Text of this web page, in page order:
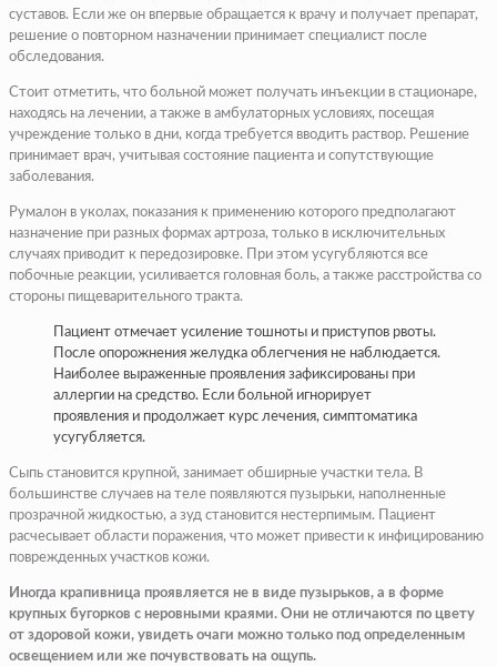
суставов. Если же он впервые обращается к врачу и получает препарат,
решение о повторном назначении принимает специалист после
обследования.
Стоит отметить, что больной может получать инъекции в стационаре,
находясь на лечении, а также в амбулаторных условиях, посещая
учреждение только в дни, когда требуется вводить раствор. Решение
принимает врач, учитывая состояние пациента и сопутствующие
заболевания.
Румалон в уколах, показания к применению которого предполагают
назначение при разных формах артроза, только в исключительных
случаях приводит к передозировке. При этом усугубляются все
побочные реакции, усиливается головная боль, а также расстройства со
стороны пищеварительного тракта.
Пациент отмечает усиление тошноты и приступов рвоты.
После опорожнения желудка облегчения не наблюдается.
Наиболее выраженные проявления зафиксированы при
аллергии на средство. Если больной игнорирует
проявления и продолжает курс лечения, симптоматика
усугубляется.
Сыпь становится крупной, занимает обширные участки тела. В
большинстве случаев на теле появляются пузырьки, наполненные
прозрачной жидкостью, а зуд становится нестерпимым. Пациент
расчесывает области поражения, что может привести к инфицированию
поврежденных участков кожи.
Иногда крапивница проявляется не в виде пузырьков, а в форме
крупных бугорков с неровными краями. Они не отличаются по цвету
от здоровой кожи, увидеть очаги можно только под определенным
освещением или же почувствовать на ощупь.